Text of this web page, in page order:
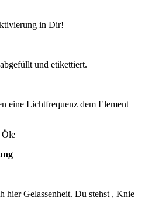
in Dir!
und etikettiert.
eine Lichtfrequenz dem Element
Öle
hier Gelassenheit. Du stehst , Knie